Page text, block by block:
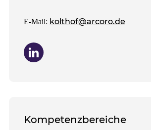
E-Mail: kolthof@arcoro.de
Kompetenzbereiche